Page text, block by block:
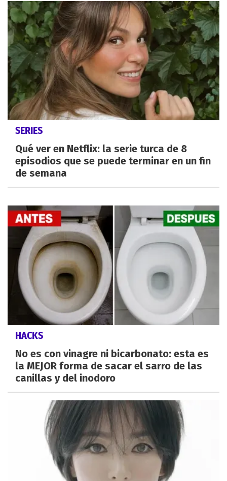
SERIES
Qué ver en Netflix: la serie turca de 8
episodios que se puede terminar en un fin
de semana
HACKS
No es con vinagre ni bicarbonato: esta es
la MEJOR forma de sacar el sarro de las
canillas y del inodoro